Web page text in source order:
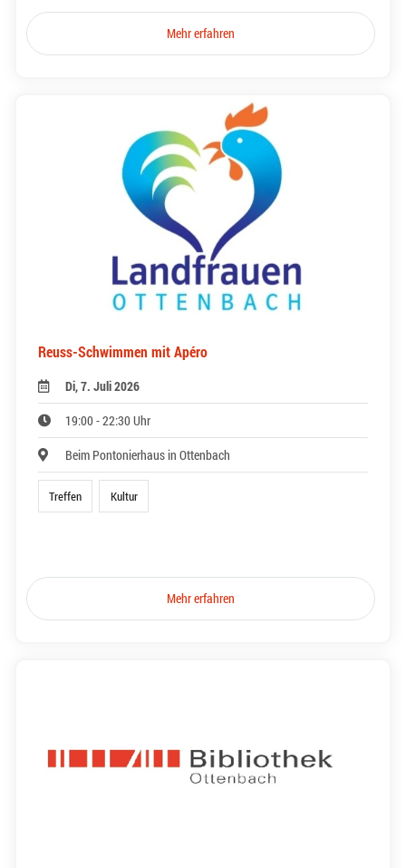
Mehr erfahren
Reuss-Schwimmen mit Apéro
Di, 7. Juli 2026
19:00 - 22:30 Uhr
Beim Pontonierhaus in Ottenbach
Treffen Kultur
Mehr erfahren